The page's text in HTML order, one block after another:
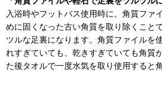
入浴時やフットバス使用時に、角質ファ
めに固くなった古い角質を取り除くこと
ツルな足裏になります。角質ファイルを
れすぎていても、乾きすぎていても角質
た後タオルで一度水気を取り使用すると